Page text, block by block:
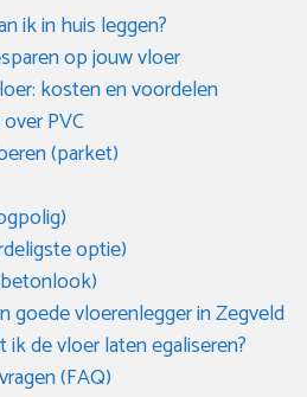
ik in huis leggen?
op jouw vloer
kosten en voordelen
PVC
(parket)
optie)
goede vloerenlegger in Zegveld
ik de vloer laten egaliseren?
(FAQ)